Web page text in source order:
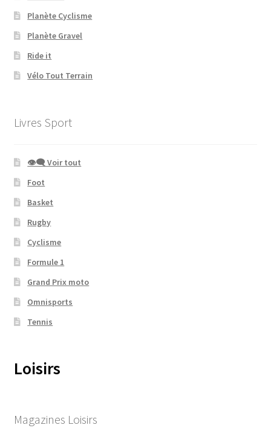
Planète Cyclisme
Planète Gravel
Ride it
Vélo Tout Terrain
Livres Sport
👁‍🗨 Voir tout
Foot
Basket
Rugby
Cyclisme
Formule 1
Grand Prix moto
Omnisports
Tennis
Loisirs
Magazines Loisirs